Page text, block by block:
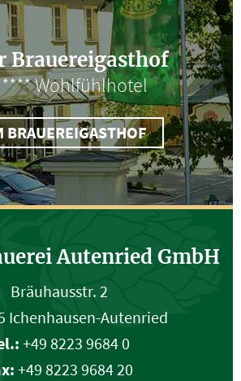
Brauereigasthof
Wohlfühlhotel
BRAUEREIGASTHOF
Autenried GmbH
Bräuhausstr. 2
Ichenhausen-Autenried
+49 8223 9684 0
+49 8223 9684 20